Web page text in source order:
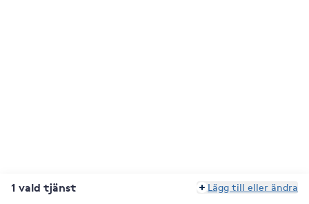
1 vald tjänst Lägg till eller ändra